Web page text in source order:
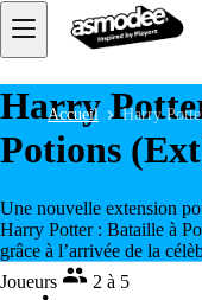
Accueil Harry
Harry
Potions
Une nouvelle extension
Harry Potter : Bataille à
grâce à l’arrivée de la
Joueurs
2 à 5